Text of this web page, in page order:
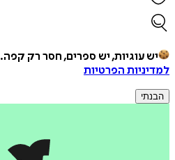
יש עוגיות, יש ספרים, חסר רק קפה.
למדיניות הפרטיות
הבנתי